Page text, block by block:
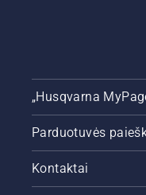
„Husqvarna
Parduotuvės
Kontaktai